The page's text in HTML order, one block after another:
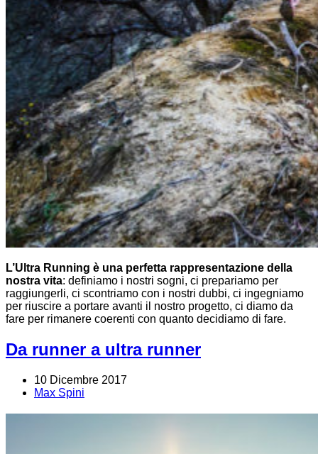
L’Ultra Running è una perfetta rappresentazione della
nostra vita: definiamo i nostri sogni, ci prepariamo per
raggiungerli, ci scontriamo con i nostri dubbi, ci ingegniamo
per riuscire a portare avanti il nostro progetto, ci diamo da
fare per rimanere coerenti con quanto decidiamo di fare.
Da runner a ultra runner
10 Dicembre 2017
Max Spini